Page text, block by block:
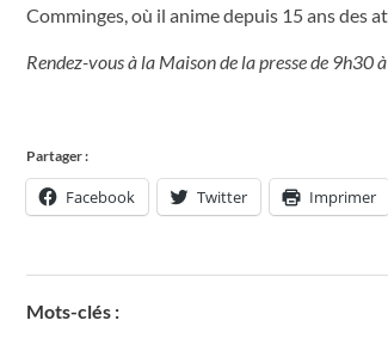
Comminges, où il anime depuis 15 ans des
Rendez-vous à la Maison de la presse de 9h30
Partager :
Facebook Twitter Imprimer
Mots-clés :